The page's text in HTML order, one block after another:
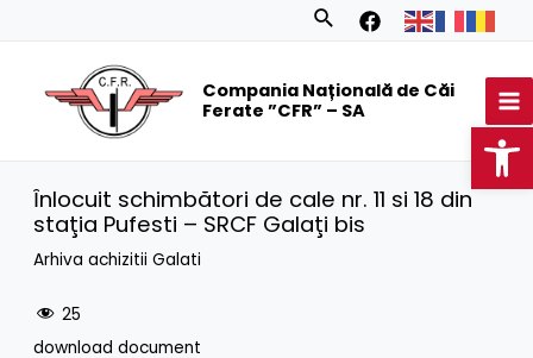
Search
Compania Națională de Căi
Ferate ”CFR” – SA
Ȋnlocuit schimbători de cale nr. 11 si 18 din
staţia Pufesti – SRCF Galaţi bis
Arhiva achizitii Galati
25
download document